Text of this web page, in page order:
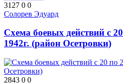
3127 0 0
Солорев Эдуард
Схема боевых действий с
1942г. (район Осетровки)
2843 0 0